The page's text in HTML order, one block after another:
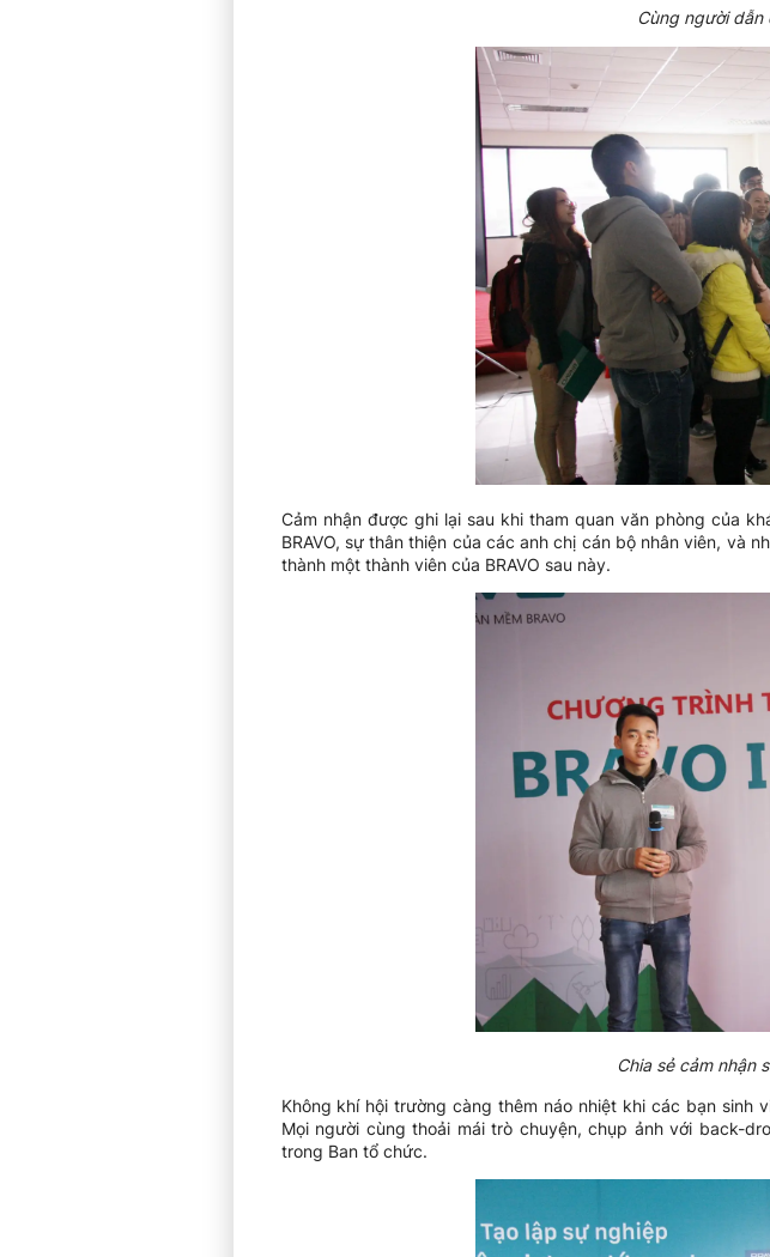
Cùng người
Cảm nhận được ghi lại sau khi tham quan văn phòng của
BRAVO, sự thân thiện của các anh chị cán bộ nhân viên, và
thành một thành viên của BRAVO sau này.
Chia sẻ cảm nhận
Không khí hội trường càng thêm náo nhiệt khi các bạn
Mọi người cùng thoải mái trò chuyện, chụp ảnh với back-
trong Ban tổ chức.